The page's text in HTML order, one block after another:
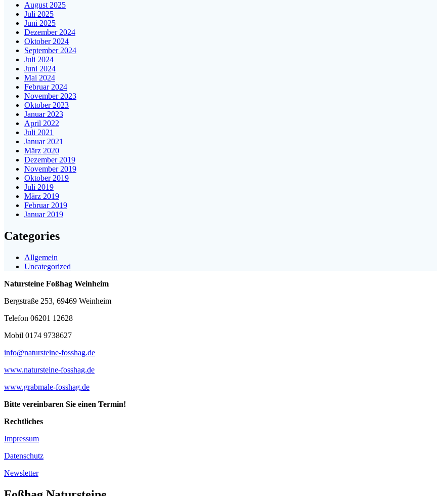
August 2025
Juli 2025
Juni 2025
Dezember 2024
Oktober 2024
September 2024
Juli 2024
Juni 2024
Mai 2024
Februar 2024
November 2023
Oktober 2023
Januar 2023
April 2022
Juli 2021
Januar 2021
März 2020
Dezember 2019
November 2019
Oktober 2019
Juli 2019
März 2019
Februar 2019
Januar 2019
Categories
Allgemein
Uncategorized
Natursteine Foßhag Weinheim
Bergstraße 253, 69469 Weinheim
Telefon 06201 12628
Mobil 0174 9738627
info@natursteine-fosshag.de
www.natursteine-fosshag.de
www.grabmale-fosshag.de
Bitte vereinbaren Sie einen Termin!
Rechtliches
Impressum
Datenschutz
Newsletter